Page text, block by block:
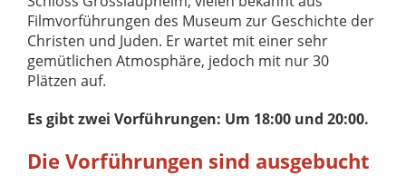
Filmvorführungen des Museum zur Geschichte der
Christen und Juden. Er wartet mit einer sehr
gemütlichen Atmosphäre, jedoch mit nur 30
Plätzen auf.
Es gibt zwei Vorführungen: Um 18:00 und 20:00.
Die Vorführungen sind ausgebucht